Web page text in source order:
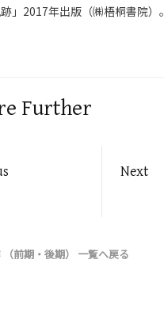
」2017年出版（㈱梧桐書院）。
Further
Next
前期・後期） 一覧へ戻る